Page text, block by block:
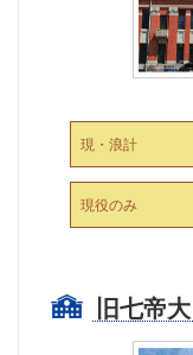
現・浪計
現役のみ
旧七帝大